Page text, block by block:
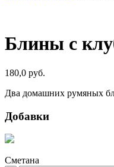
Блины с
180,0 руб.
Два домашних румяных
Добавки
Сметана